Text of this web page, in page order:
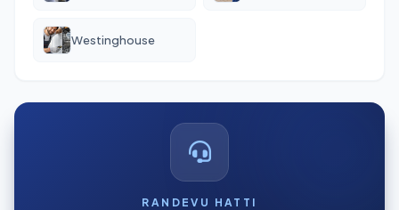
Westinghouse
RANDEVU HATTI